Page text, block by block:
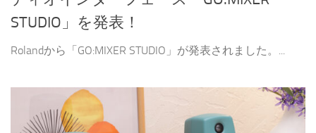
STUDIO」を発表！
Rolandから「GO:MIXER STUDIO」が発表されました。...